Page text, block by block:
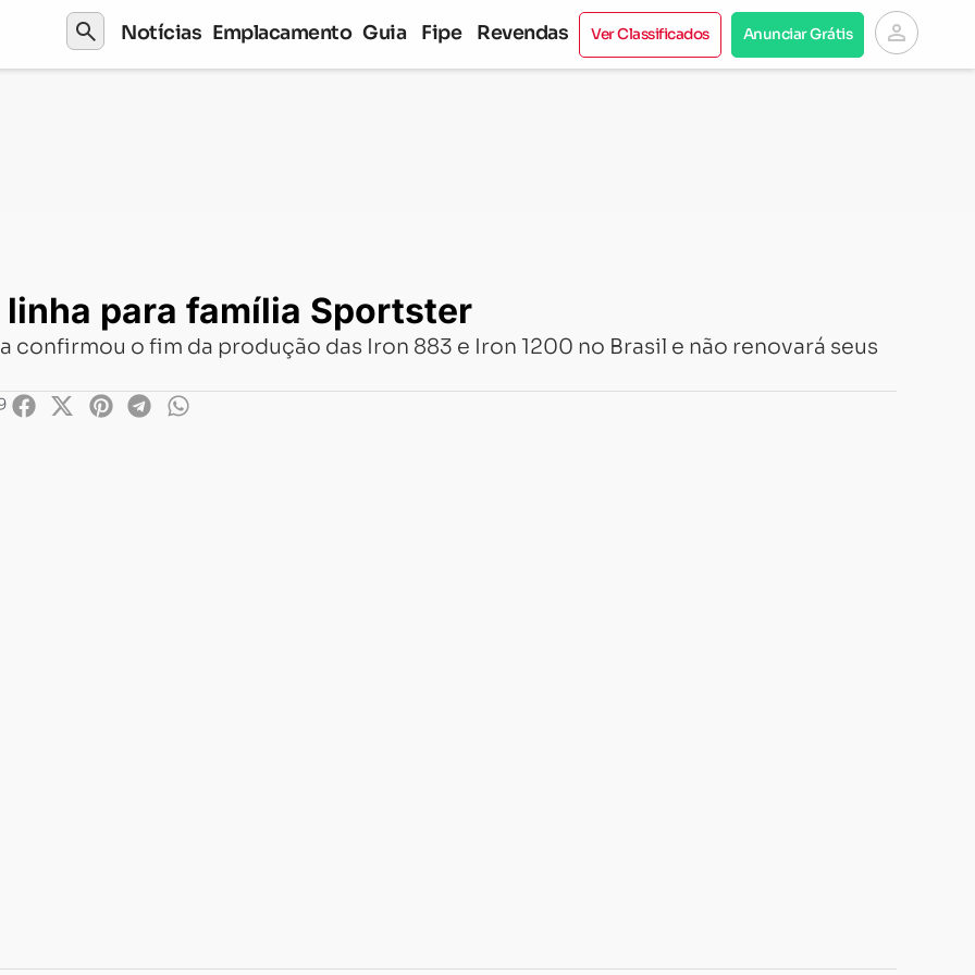
search Notícias Emplacamento Guia Fipe Revendas Ver Classificados Anunciar Grátis person
Sportster
para família Sportster
confirmou o fim da produção das Iron 883 e Iron 1200 no Brasil e não renovará seus